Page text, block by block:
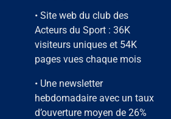
• Site web du club des
Acteurs du Sport : 36K
visiteurs uniques et 54K
pages vues chaque mois
• Une newsletter
hebdomadaire avec un taux
d’ouverture moyen de 26%